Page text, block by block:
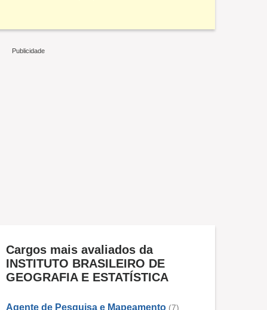
Cargos mais avaliados da
INSTITUTO BRASILEIRO DE
GEOGRAFIA E ESTATÍSTICA
Agente de Pesquisa e Mapeamento (7)